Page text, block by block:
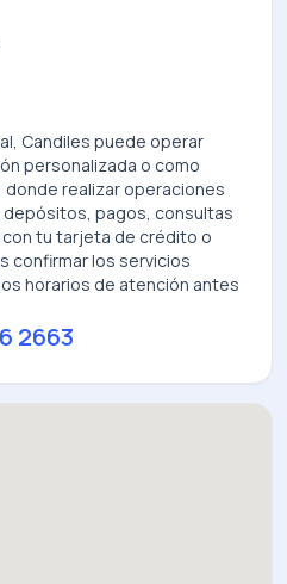
Candiles puede operar
personalizada o como
realizar operaciones
pagos, consultas
tu tarjeta de crédito o
confirmar los servicios
horarios de atención antes
2663